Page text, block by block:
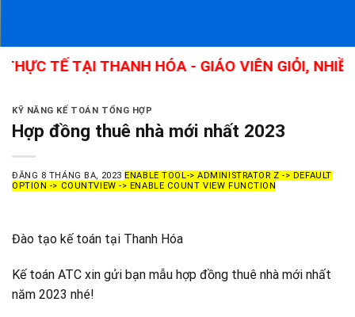
TẾ TẠI THANH HÓA - GIÁO VIÊN GIỎI, NHIỀU
KỸ NĂNG KẾ TOÁN TỔNG HỢP
Hợp đồng thuê nhà mới nhất 2023
ĐĂNG 8 THÁNG BA, 2023 ENABLE TOOL-> ADMINISTRATOR Z -> DEFAULT
OPTION -> COUNTVIEW -> ENABLE COUNT VIEW FUNCTION
Đào tạo kế toán tại Thanh Hóa
Kế toán ATC xin gửi bạn mẫu hợp đồng thuê nhà mới nhất
năm 2023 nhé!